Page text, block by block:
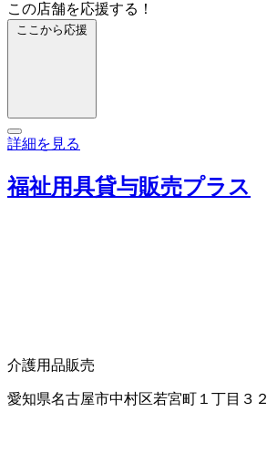
この店舗を応援する！
ここから応援
詳細を見る
福祉用具貸与販売プラス
介護用品販売
愛知県名古屋市中村区若宮町１丁目３２